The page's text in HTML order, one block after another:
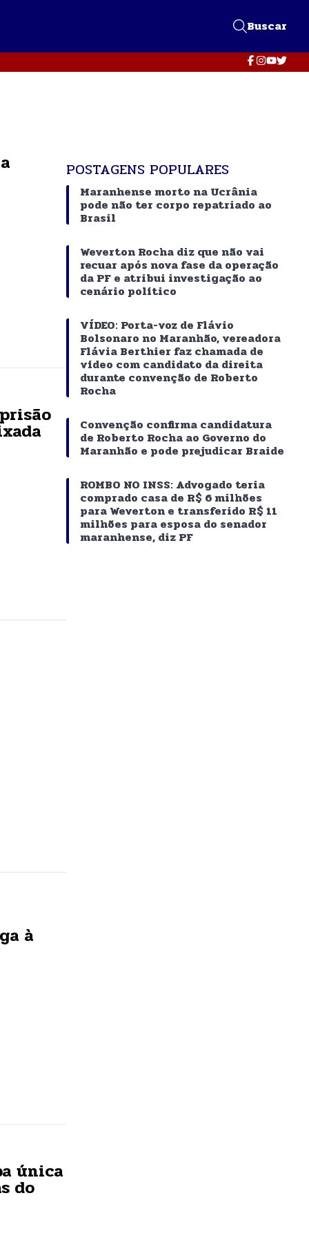
Buscar
à
única
do
POSTAGENS POPULARES
Maranhense morto na Ucrânia
pode não ter corpo repatriado ao
Brasil
Weverton Rocha diz que não vai
recuar após nova fase da operação
da PF e atribui investigação ao
cenário político
VÍDEO: Porta-voz de Flávio
Bolsonaro no Maranhão, vereadora
Flávia Berthier faz chamada de
vídeo com candidato da direita
durante convenção de Roberto
Rocha
Convenção confirma candidatura
de Roberto Rocha ao Governo do
Maranhão e pode prejudicar Braide
ROMBO NO INSS: Advogado teria
comprado casa de R$ 6 milhões
para Weverton e transferido R$ 11
milhões para esposa do senador
maranhense, diz PF